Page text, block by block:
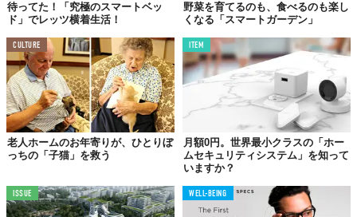
待ってた！「究極のスマートベッ
ド」でレッツ横着生活！
野菜を育てるのも、食べるのも楽し
くなる「スマートガーデン」
CULTURE
老人ホームのお年寄りが、ひとりぼ
っちの「子猫」を救う
ITEM
月額0円。世界最小クラスの「ホー
ムセキュリティシステム」を知って
いますか？
ISSUE WELL-BEING